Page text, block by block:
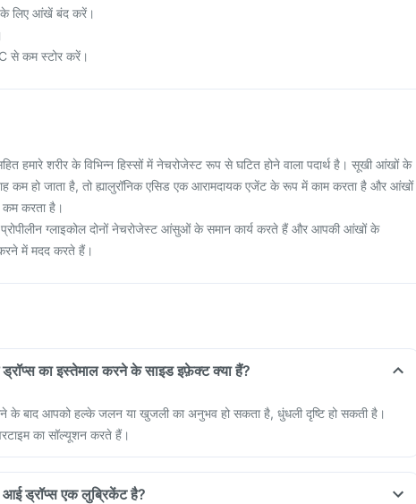
के लिए आंखें बंद करें।
से कम स्टोर करें।
हमारे शरीर के विभिन्न हिस्सों में नेचरोजेस्ट रूप से घटित होने वाला पदार्थ है। सूखी आंखों के
कम हो जाता है, तो ह्यालुरॉनिक एसिड एक आरामदायक एजेंट के रूप में काम करता है और आंखों
करता है।
प्रोपीलीन ग्लाइकोल दोनों नेचरोजेस्ट आंसुओं के समान कार्य करते हैं और आपकी आंखों के
में मदद करते हैं।
का इस्तेमाल करने के साइड इफ़ेक्ट क्या हैं?
के बाद आपको हल्के जलन या खुजली का अनुभव हो सकता है, धुंधली दृष्टि हो सकती है।
का सॉल्यूशन करते हैं।
ड्रॉप्स एक लुब्रिकेंट है?